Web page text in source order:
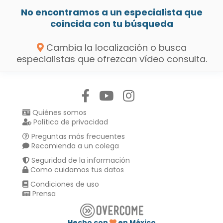
No encontramos a un especialista que
coincida con tu búsqueda
Cambia la localización o busca
especialistas que ofrezcan vídeo consulta.
Quiénes somos
Política de privacidad
Preguntas más frecuentes
Recomienda a un colega
Seguridad de la información
Como cuidamos tus datos
Condiciones de uso
Prensa